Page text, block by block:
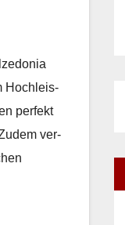
Hochleis­
per­fekt
ver­